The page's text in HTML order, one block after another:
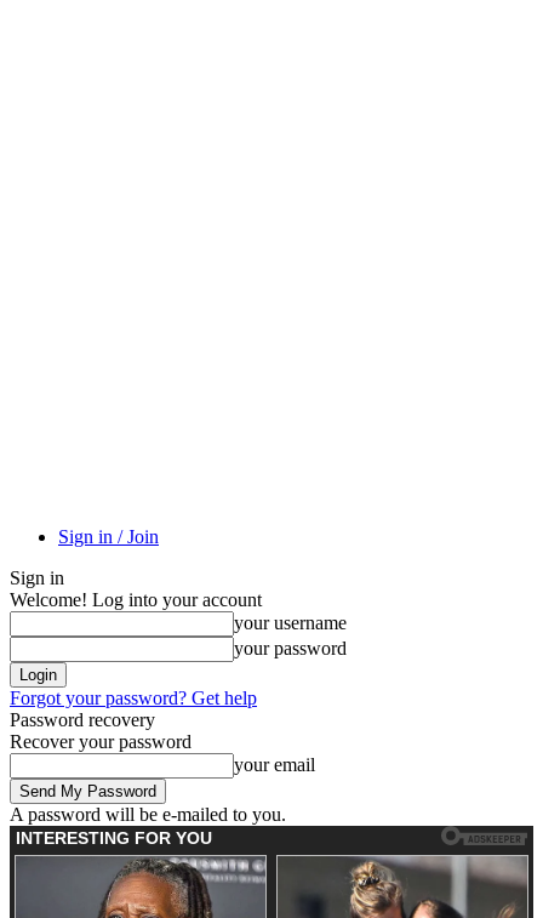
Sign in / Join
Sign in
Welcome! Log into your account
your username
your password
Forgot your password? Get help
Password recovery
Recover your password
your email
A password will be e-mailed to you.